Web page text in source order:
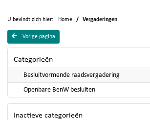
U bevindt zich hier: Home Vergaderingen
Vorige pagina
Categorieën
Besluitvormende raadsvergadering
Openbare BenW besluiten
Inactieve categorieën